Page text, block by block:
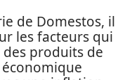
de Domestos, il
les facteurs qui
produits de